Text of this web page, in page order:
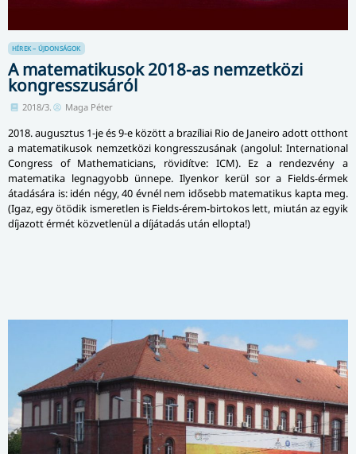
HÍREK – ÚJDONSÁGOK
A matematikusok 2018-as nemzetközi
kongresszusáról
2018/3. Maga Péter
2018. augusztus 1-je és 9-e között a brazíliai Rio de Janeiro adott otthont
a matematikusok nemzetközi kongresszusának (angolul: International
Congress of Mathematicians, rövidítve: ICM). Ez a rendezvény a
matematika legnagyobb ünnepe. Ilyenkor kerül sor a Fields-érmek
átadására is: idén négy, 40 évnél nem idősebb matematikus kapta meg.
(Igaz, egy ötödik ismeretlen is Fields-érem-birtokos lett, miután az egyik
díjazott érmét közvetlenül a díjátadás után ellopta!)